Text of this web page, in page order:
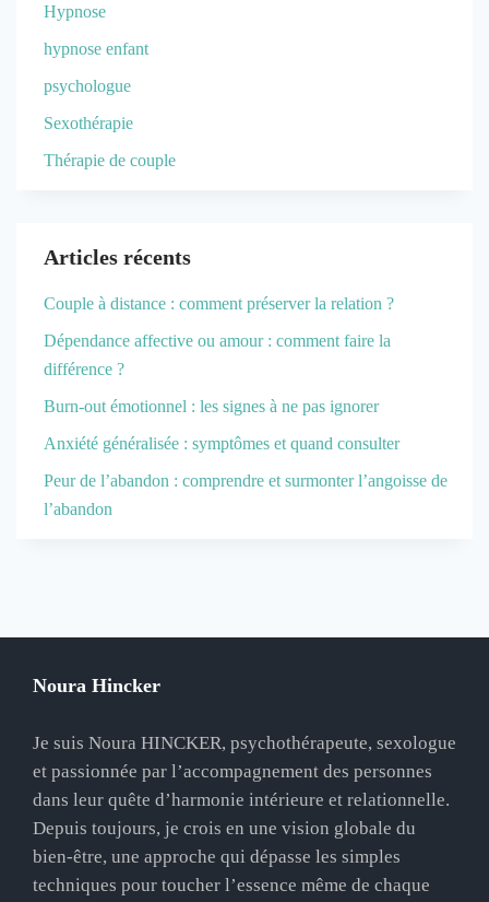
Hypnose
hypnose enfant
psychologue
Sexothérapie
Thérapie de couple
Articles récents
Couple à distance : comment préserver la relation ?
Dépendance affective ou amour : comment faire la
différence ?
Burn-out émotionnel : les signes à ne pas ignorer
Anxiété généralisée : symptômes et quand consulter
Peur de l’abandon : comprendre et surmonter l’angoisse de
l’abandon
Noura Hincker
Je suis Noura HINCKER, psychothérapeute, sexologue
et passionnée par l’accompagnement des personnes
dans leur quête d’harmonie intérieure et relationnelle.
Depuis toujours, je crois en une vision globale du
bien-être, une approche qui dépasse les simples
techniques pour toucher l’essence même de chaque